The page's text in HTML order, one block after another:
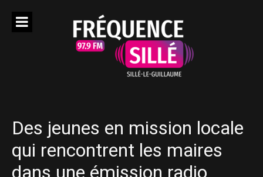
Des jeunes en mission locale
qui rencontrent les maires
dans une émission radio